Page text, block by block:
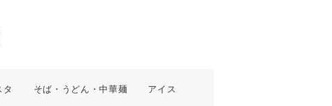
タ そば・うどん・中華麺 アイス